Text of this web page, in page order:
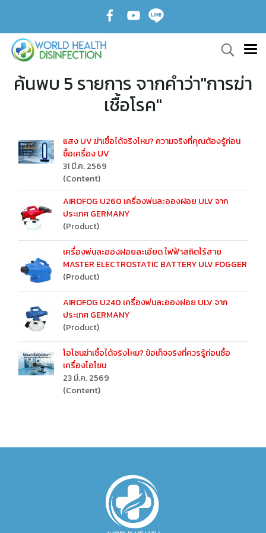
ค้นพบ 5 รายการ จากคำว่า"การฆ่า
เชื้อโรค"
แสง UV ฆ่าเชื้อได้จริงไหม? ความจริงที่คุณต้องรู้ก่อน
ซื้อเครื่อง UV
31 มี.ค. 2569
(Content)
AIROFOG U260 เครื่องพ่นละอองฝอย ULV จาก
ประเทศ GERMANY
(Product)
เครื่องพ่นละอองฝอยละเอียด ไฟฟ้าสถิตไร้สาย
MASTER ELECTROSTATIC BATTERY ULV FOGGER
(Product)
AIROFOG U240 เครื่องพ่นละอองฝอย ULV จาก
ประเทศ GERMANY
(Product)
โอโซนฆ่าเชื้อได้จริงไหม? ข้อเท็จจริงที่ควรรู้ก่อนซื้อ
เครื่องโอโซน
23 มี.ค. 2569
(Content)